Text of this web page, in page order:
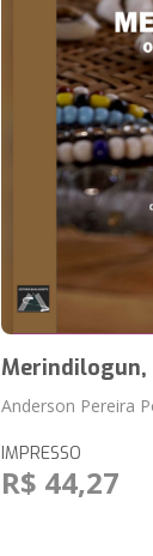
Merindilogun,
Anderson Pereira
IMPRESSO
R$ 44,27